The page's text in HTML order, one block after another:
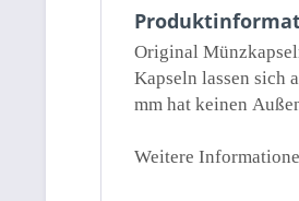
Original
Kapseln lassen sich
mm hat keinen
Weitere